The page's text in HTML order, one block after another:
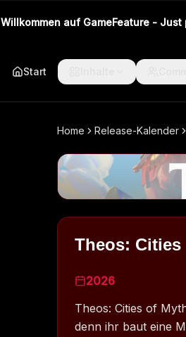
Willkommen auf GameFeature - Just
Start
Home Release-Kalender
Theos: Cities
2026
Theos: Cities of
denn ihr baut eine